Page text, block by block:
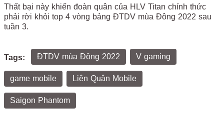
Thất bại này khiến đoàn quân của HLV Titan chính thức
phải rời khỏi top 4 vòng bảng ĐTDV mùa Đông 2022 sau
tuần 3.
Tags: ĐTDV mùa Đông 2022 V gaming
game mobile Liên Quân Mobile
Saigon Phantom